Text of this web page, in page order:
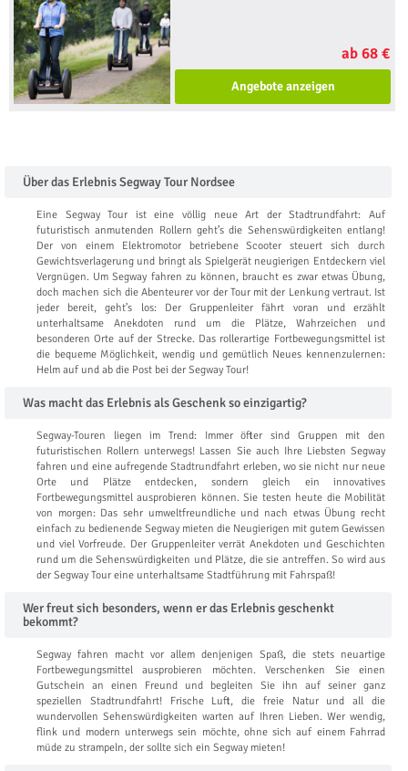
ab 68 €
Angebote anzeigen
Über das Erlebnis Segway Tour Nordsee
Eine Segway Tour ist eine völlig neue Art der Stadtrundfahrt: Auf
futuristisch anmutenden Rollern geht’s die Sehenswürdigkeiten entlang!
Der von einem Elektromotor betriebene Scooter steuert sich durch
Gewichtsverlagerung und bringt als Spielgerät neugierigen Entdeckern viel
Vergnügen. Um Segway fahren zu können, braucht es zwar etwas Übung,
doch machen sich die Abenteurer vor der Tour mit der Lenkung vertraut. Ist
jeder bereit, geht’s los: Der Gruppenleiter fährt voran und erzählt
unterhaltsame Anekdoten rund um die Plätze, Wahrzeichen und
besonderen Orte auf der Strecke. Das rollerartige Fortbewegungsmittel ist
die bequeme Möglichkeit, wendig und gemütlich Neues kennenzulernen:
Helm auf und ab die Post bei der Segway Tour!
Was macht das Erlebnis als Geschenk so einzigartig?
Segway-Touren liegen im Trend: Immer öfter sind Gruppen mit den
futuristischen Rollern unterwegs! Lassen Sie auch Ihre Liebsten Segway
fahren und eine aufregende Stadtrundfahrt erleben, wo sie nicht nur neue
Orte und Plätze entdecken, sondern gleich ein innovatives
Fortbewegungsmittel ausprobieren können. Sie testen heute die Mobilität
von morgen: Das sehr umweltfreundliche und nach etwas Übung recht
einfach zu bedienende Segway mieten die Neugierigen mit gutem Gewissen
und viel Vorfreude. Der Gruppenleiter verrät Anekdoten und Geschichten
rund um die Sehenswürdigkeiten und Plätze, die sie antreffen. So wird aus
der Segway Tour eine unterhaltsame Stadtführung mit Fahrspaß!
Wer freut sich besonders, wenn er das Erlebnis geschenkt
bekommt?
Segway fahren macht vor allem denjenigen Spaß, die stets neuartige
Fortbewegungsmittel ausprobieren möchten. Verschenken Sie einen
Gutschein an einen Freund und begleiten Sie ihn auf seiner ganz
speziellen Stadtrundfahrt! Frische Luft, die freie Natur und all die
wundervollen Sehenswürdigkeiten warten auf Ihren Lieben. Wer wendig,
flink und modern unterwegs sein möchte, ohne sich auf einem Fahrrad
müde zu strampeln, der sollte sich ein Segway mieten!